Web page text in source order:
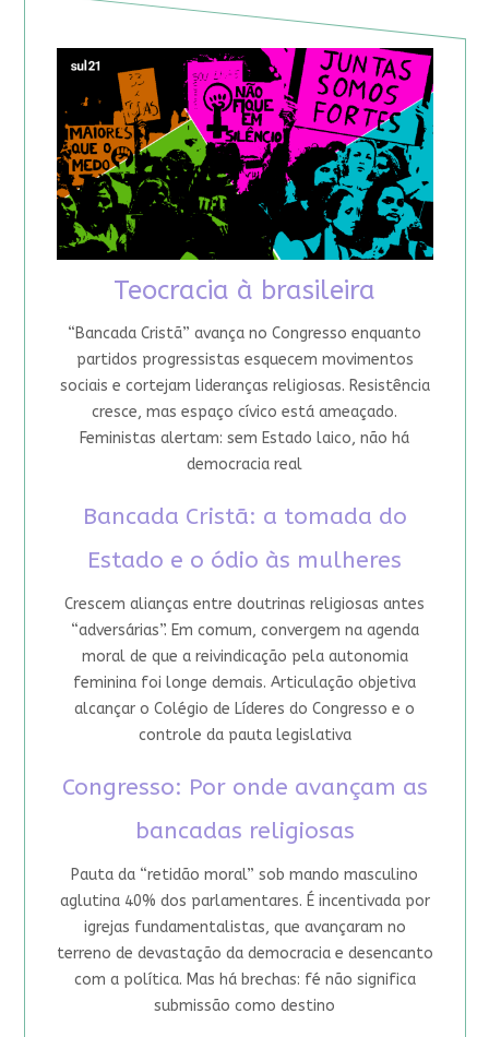
Teocracia à brasileira
“Bancada Cristã” avança no Congresso enquanto
partidos progressistas esquecem movimentos
sociais e cortejam lideranças religiosas. Resistência
cresce, mas espaço cívico está ameaçado.
Feministas alertam: sem Estado laico, não há
democracia real
Bancada Cristã: a tomada do
Estado e o ódio às mulheres
Crescem alianças entre doutrinas religiosas antes
“adversárias”. Em comum, convergem na agenda
moral de que a reivindicação pela autonomia
feminina foi longe demais. Articulação objetiva
alcançar o Colégio de Líderes do Congresso e o
controle da pauta legislativa
Congresso: Por onde avançam as
bancadas religiosas
Pauta da “retidão moral” sob mando masculino
aglutina 40% dos parlamentares. É incentivada por
igrejas fundamentalistas, que avançaram no
terreno de devastação da democracia e desencanto
com a política. Mas há brechas: fé não significa
submissão como destino